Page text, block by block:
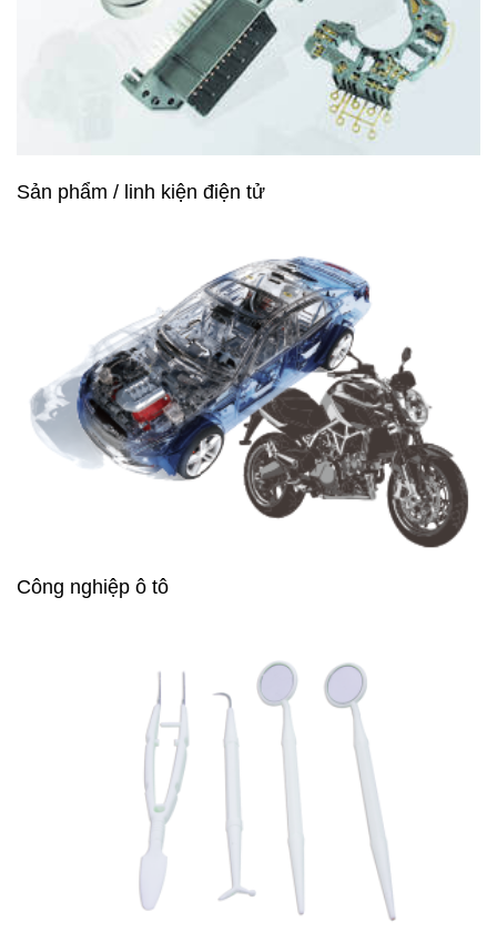
Sản phẩm / linh kiện điện tử
Công nghiệp ô tô